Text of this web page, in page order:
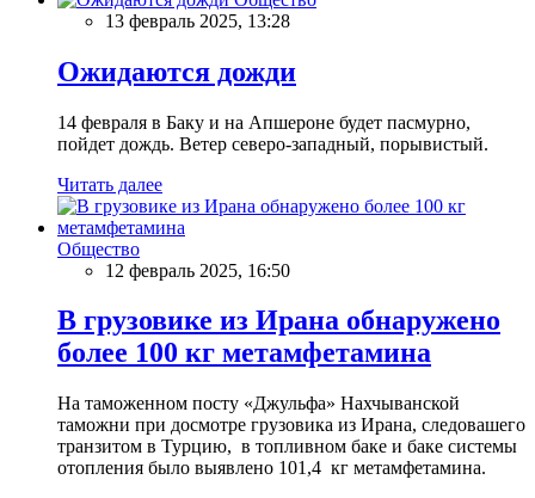
13 февраль 2025, 13:28
Ожидаются дожди
14 февраля в Баку и на Апшероне будет пасмурно,
пойдет дождь. Ветер северо-западный, порывистый.
Читать далее
Общество
12 февраль 2025, 16:50
В грузовике из Ирана обнаружено
более 100 кг метамфетамина
На таможенном посту «Джульфа» Нахчыванской
таможни при досмотре грузовика из Ирана, следовашего
транзитом в Турцию, в топливном баке и баке системы
отопления было выявлено 101,4 кг метамфетамина.